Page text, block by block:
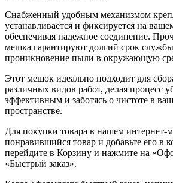
Снабженный удобным механизмом
устанавливается и фиксируется на
обеспечивая надежное соединение.
мешка гарантируют долгий срок
проникновение пыли в окружающую
Этот мешок идеально подходит для
различных видов работ, делая процесс
эффективным и заботясь о чистоте в
пространстве.
Для покупки товара в нашем интернет-
понравившийся товар и добавьте его в
перейдите в Корзину и нажмите на
«Быстрый заказ».